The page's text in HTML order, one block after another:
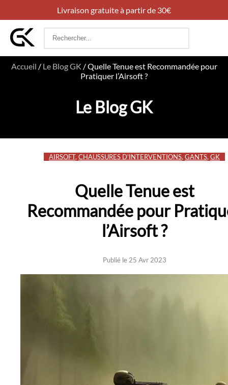
Livraison gratuite à partir de 30€
Rechercher
Accueil / Le Blog GK /Quelle Tenue est Recommandée pour
Pratiquer l’Airsoft ?
Le Blog GK
AIRSOFT, CHAUSSURES D'INTERVENTIONS, GANTS, GK
Quelle Tenue est
Recommandée pour
l’Airsoft ?
Publié le 25 Avr 2023